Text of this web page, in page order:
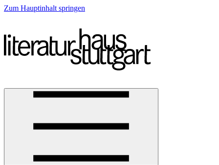
Zum Hauptinhalt springen